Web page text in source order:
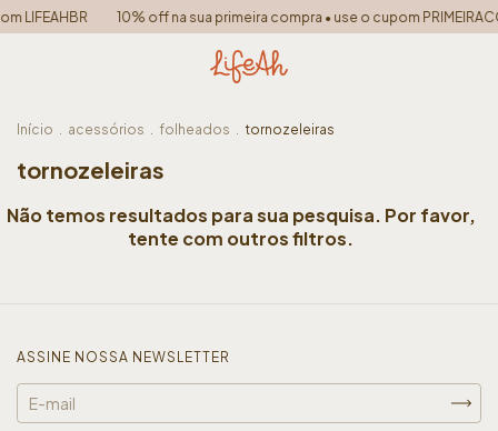
LIFEAHBR 10% off na sua primeira compra • use o cupom
Início . acessórios . folheados . tornozeleiras
tornozeleiras
Não temos resultados para sua pesquisa. Por favor,
tente com outros filtros.
ASSINE NOSSA NEWSLETTER